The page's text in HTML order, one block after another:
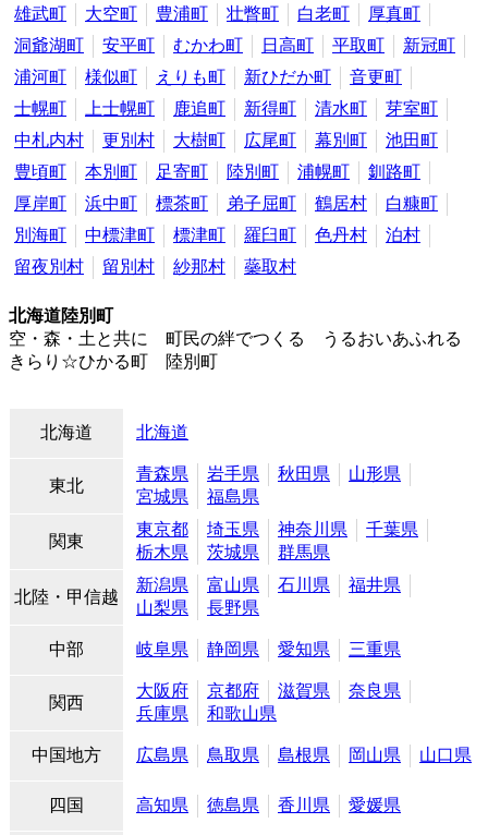
雄武町
大空町 豊浦町 壮瞥町 白老町
厚真町
洞爺湖町
安平町 むかわ町 日高町 平取町
新冠町
浦河町
様似町 えりも町 新ひだか町
音更町
士幌町
上士幌町 鹿追町 新得町 清水町
芽室町
中札内村
更別村 大樹町 広尾町 幕別町
池田町
豊頃町
本別町 足寄町 陸別町 浦幌町
釧路町
厚岸町
浜中町 標茶町 弟子屈町 鶴居村
白糠町
別海町
中標津町 標津町 羅臼町 色丹村
泊村
留夜別村
留別村 紗那村 蘂取村
北海道陸別町
空・森・土と共に 町民の絆でつくる うるおいあふれる
きらり☆ひかる町 陸別町
北海道 北海道
東北
青森県 岩手県 秋田県
山形県
宮城県
福島県
関東
東京都 埼玉県 神奈川県
千葉県
栃木県
茨城県 群馬県
北陸・甲信越
新潟県 富山県 石川県
福井県
山梨県
長野県
中部 岐阜県 静岡県 愛知県 三重県
関西
大阪府 京都府 滋賀県
奈良県
兵庫県
和歌山県
中国地方 広島県 鳥取県 島根県 岡山県 山口県
四国 高知県 徳島県 香川県 愛媛県